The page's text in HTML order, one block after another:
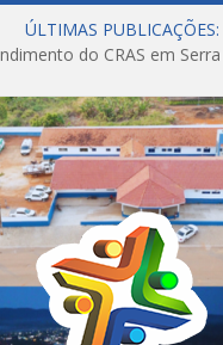
ÚLTIMAS PUBLICAÇÕES:
do CRAS em Serra